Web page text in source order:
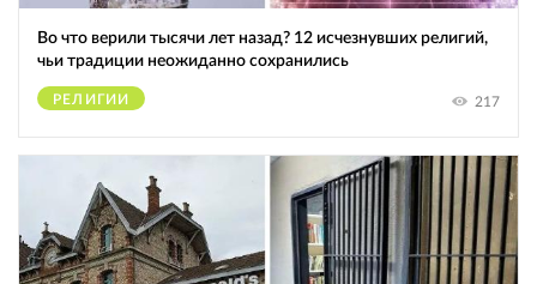
Во что верили тысячи лет назад? 12 исчезнувших религий,
чьи традиции неожиданно сохранились
РЕЛИГИИ 217